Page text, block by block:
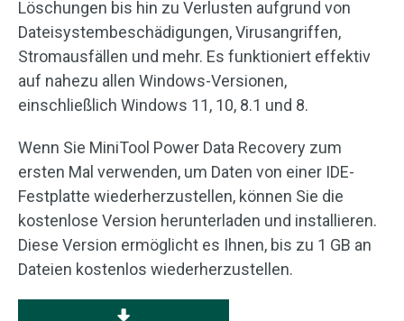
Löschungen bis hin zu Verlusten aufgrund von
Dateisystembeschädigungen, Virusangriffen,
Stromausfällen und mehr. Es funktioniert effektiv
auf nahezu allen Windows-Versionen,
einschließlich Windows 11, 10, 8.1 und 8.
Wenn Sie MiniTool Power Data Recovery zum
ersten Mal verwenden, um Daten von einer IDE-
Festplatte wiederherzustellen, können Sie die
kostenlose Version herunterladen und installieren.
Diese Version ermöglicht es Ihnen, bis zu 1 GB an
Dateien kostenlos wiederherzustellen.